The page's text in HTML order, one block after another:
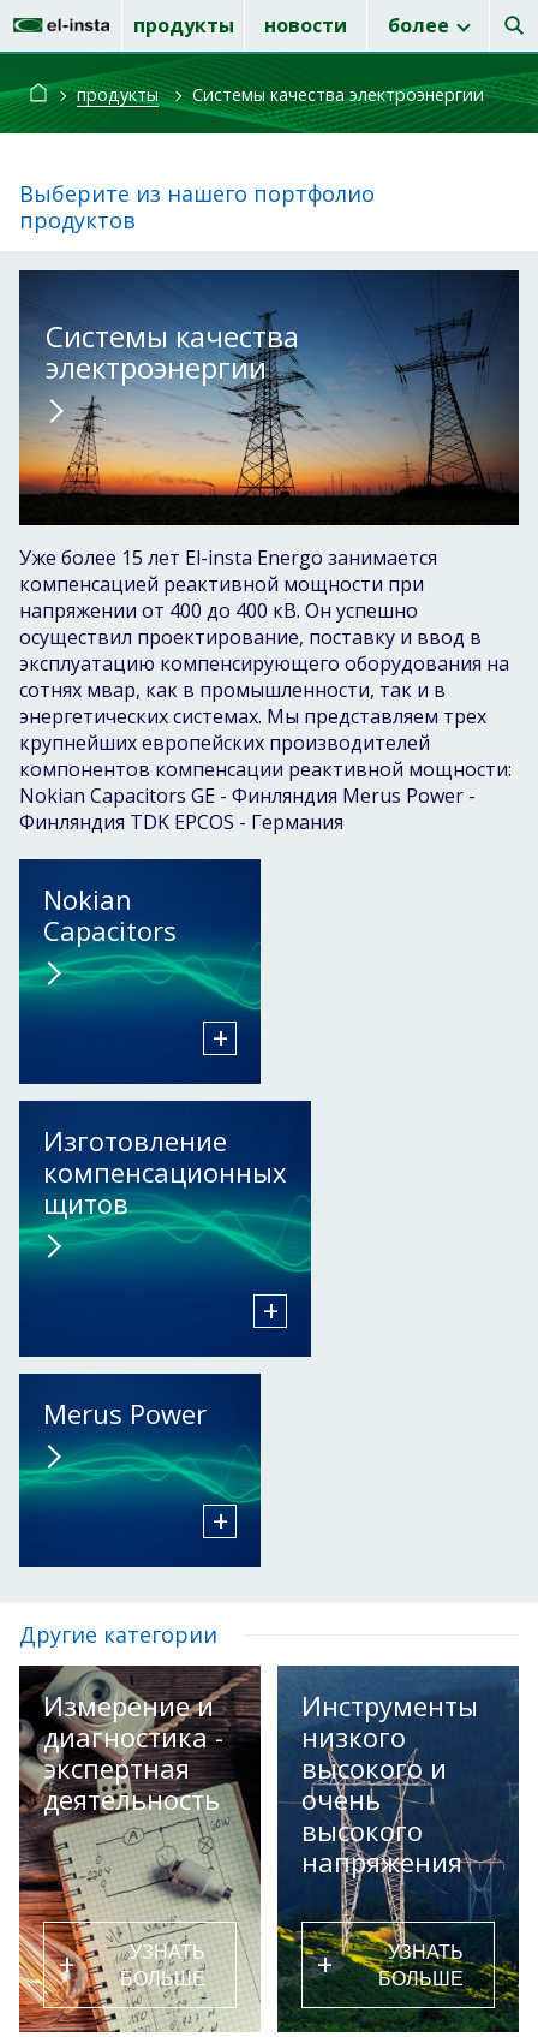
продукты новости более
продукты Системы качества электроэнергии
Выберите из нашего портфолио
продуктов
Системы качества
электроэнергии
Уже более 15 лет El-insta Energo занимается
компенсацией реактивной мощности при
напряжении от 400 до 400 кВ. Он успешно
осуществил проектирование, поставку и ввод в
эксплуатацию компенсирующего оборудования на
сотнях мвар, как в промышленности, так и в
энергетических системах. Мы представляем трех
крупнейших европейских производителей
компонентов компенсации реактивной мощности:
Nokian Capacitors GE - Финляндия Merus Power -
Финляндия TDK EPCOS - Германия
Nokian
Capacitors
+
Изготовление
компенсационных
щитов
+
Merus Power
+
Другие категории
Измерение и
диагностика -
экспертная
деятельность
+
УЗНАТЬ
БОЛЬШЕ
Инструменты
низкого
высокого и
очень
высокого
напряжения
+
УЗНАТЬ
БОЛЬШЕ